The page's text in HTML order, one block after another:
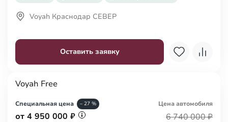
Оставить заявку
Voyah Краснодар СЕВЕР
Voyah Free
Специальная цена – 27 %
от 4 950 000 ₽
Цена автомобиля
6 740 000 ₽